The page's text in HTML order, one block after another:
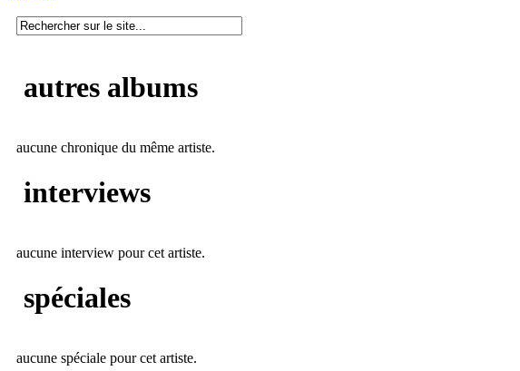
autres albums
aucune chronique du même artiste.
interviews
aucune interview pour cet artiste.
spéciales
aucune spéciale pour cet artiste.